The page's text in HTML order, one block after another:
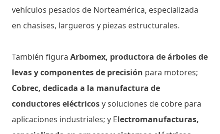
vehículos pesados de Norteamérica, especializada
en chasises, largueros y piezas estructurales.
También figura Arbomex, productora de árboles de
levas y componentes de precisión para motores;
Cobrec, dedicada a la manufactura de
conductores eléctricosy soluciones de cobre para
aplicaciones industriales; y Electromanufacturas,